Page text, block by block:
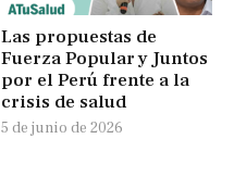
Las propuestas de
Fuerza Popular y Juntos
por el Perú frente a la
crisis de salud
5 de junio de 2026